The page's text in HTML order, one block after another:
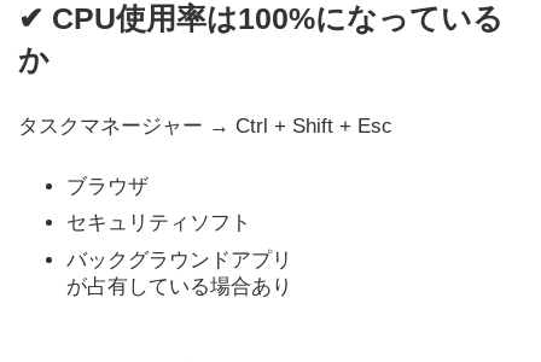
✔ CPU使用率は100%になっている
か
タスクマネージャー → Ctrl + Shift + Esc
ブラウザ
セキュリティソフト
バックグラウンドアプリ
が占有している場合あり